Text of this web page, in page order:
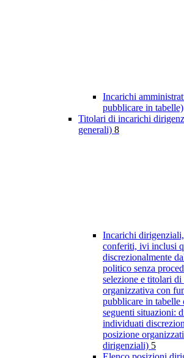
Incarichi
pubblicare in tabelle)
Titolari di incarichi
generali) 8
Incarichi
conferiti, ivi inclusi
discrezionalmente
politico senza
selezione e titolari di
organizzativa con
pubblicare in tabelle
seguenti situazioni:
individuati
posizione
dirigenziali) 5